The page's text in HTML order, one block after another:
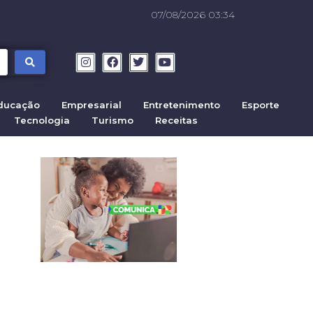
07/08/2026 03:34
Empresarial Entretenimento
Esporte
Tecnologia Turismo Receitas